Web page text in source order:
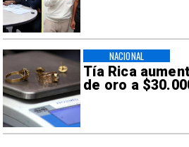
Tía Rica
de oro a
NACIONAL